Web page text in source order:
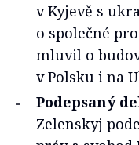
v Kyjevě s
o společné
mluvil o
v Polsku i na
Podepsaný
Zelenskyj